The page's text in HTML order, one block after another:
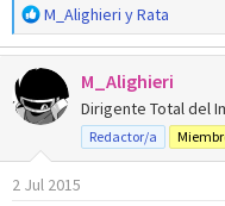
R
e
a
c
i
e
M_Alighieri yRata
M_Alighieri
Dirigente Total del
Redactor/a
2 Jul 2015